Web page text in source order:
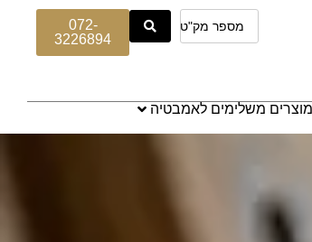
072-
3226894
מוצרים משלימים לאמבטיה